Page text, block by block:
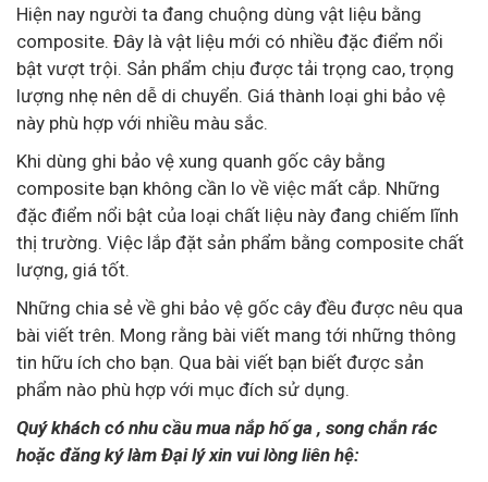
Hiện nay người ta đang chuộng dùng vật liệu bằng
composite. Đây là vật liệu mới có nhiều đặc điểm nổi
bật vượt trội. Sản phẩm chịu được tải trọng cao, trọng
lượng nhẹ nên dễ di chuyển. Giá thành loại ghi bảo vệ
này phù hợp với nhiều màu sắc.
Khi dùng ghi bảo vệ xung quanh gốc cây bằng
composite bạn không cần lo về việc mất cắp. Những
đặc điểm nổi bật của loại chất liệu này đang chiếm lĩnh
thị trường. Việc lắp đặt sản phẩm bằng composite chất
lượng, giá tốt.
Những chia sẻ về ghi bảo vệ gốc cây đều được nêu qua
bài viết trên. Mong rằng bài viết mang tới những thông
tin hữu ích cho bạn. Qua bài viết bạn biết được sản
phẩm nào phù hợp với mục đích sử dụng.
Quý khách có nhu cầu mua nắp hố ga , song chắn rác
hoặc đăng ký làm Đại lý xin vui lòng liên hệ: